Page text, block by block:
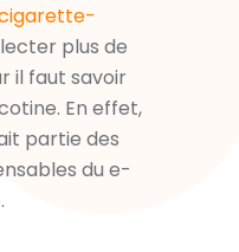
plus de
il faut savoir
En effet,
partie des
du e-